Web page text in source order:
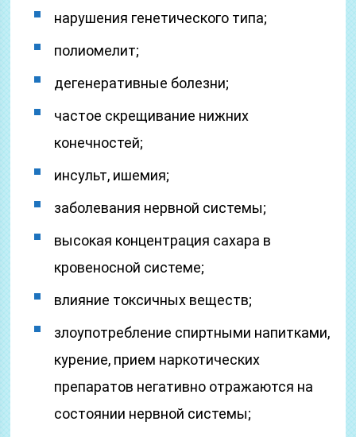
нарушения генетического типа;
полиомелит;
дегенеративные болезни;
частое скрещивание нижних
конечностей;
инсульт, ишемия;
заболевания нервной системы;
высокая концентрация сахара в
кровеносной системе;
влияние токсичных веществ;
злоупотребление спиртными напитками,
курение, прием наркотических
препаратов негативно отражаются на
состоянии нервной системы;